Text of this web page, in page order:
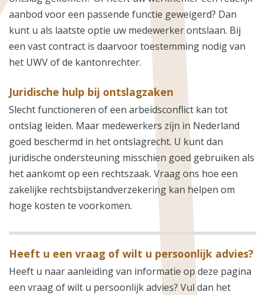
aanbod voor een passende functie geweigerd? Dan
kunt u als laatste optie uw medewerker ontslaan. Bij
een vast contract is daarvoor toestemming nodig van
het UWV of de kantonrechter.
Juridische hulp bij ontslagzaken
Slecht functioneren of een arbeidsconflict kan tot
ontslag leiden. Maar medewerkers zijn in Nederland
goed beschermd in het ontslagrecht. U kunt dan
juridische ondersteuning misschien goed gebruiken als
het aankomt op een rechtszaak. Vraag ons hoe een
zakelijke rechtsbijstandverzekering kan helpen om
hoge kosten te voorkomen.
Heeft u een vraag of wilt u persoonlijk advies?
Heeft u naar aanleiding van informatie op deze pagina
een vraag of wilt u persoonlijk advies? Vul dan het